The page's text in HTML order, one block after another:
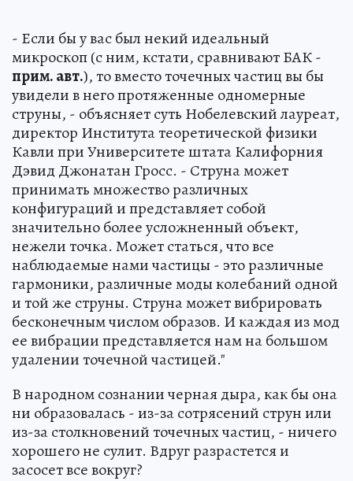
- Если бы у вас был некий идеальный
микроскоп (с ним, кстати, сравнивают БАК -
прим. авт.), то вместо точечных частиц вы бы
увидели в него протяженные одномерные
струны, - объясняет суть Нобелевский лауреат,
директор Института теоретической физики
Кавли при Университете штата Калифорния
Дэвид Джонатан Гросс. - Струна может
принимать множество различных
конфигураций и представляет собой
значительно более усложненный объект,
нежели точка. Может статься, что все
наблюдаемые нами частицы - это различные
гармоники, различные моды колебаний одной
и той же струны. Струна может вибрировать
бесконечным числом образов. И каждая из мод
ее вибрации представляется нам на большом
удалении точечной частицей."
В народном сознании черная дыра, как бы она
ни образовалась - из-за сотрясений струн или
из-за столкновений точечных частиц, - ничего
хорошего не сулит. Вдруг разрастется и
засосет все вокруг?